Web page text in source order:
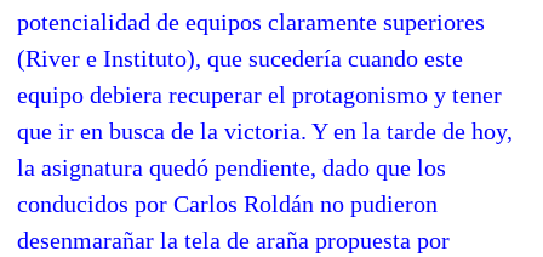
potencialidad de equipos claramente superiores
(River e Instituto), que sucedería cuando este
equipo debiera recuperar el protagonismo y tener
que ir en busca de la victoria. Y en la tarde de hoy,
la asignatura quedó pendiente, dado que los
conducidos por Carlos Roldán no pudieron
desenmarañar la tela de araña propuesta por